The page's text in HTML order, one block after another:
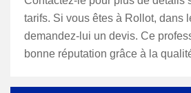
tarifs. Si vous êtes à Rollot, dans
demandez-lui un devis. Ce
bonne réputation grâce à la